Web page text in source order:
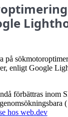
på
enligt Google
förbättras inom
hos web.dev